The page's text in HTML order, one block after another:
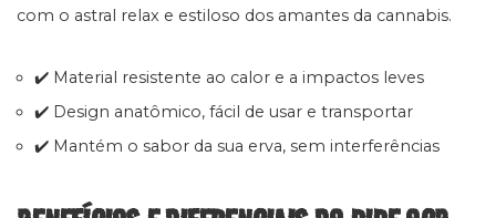
com o astral relax e estiloso dos amantes da cannabis.
✔️ Material resistente ao calor e a impactos leves
✔️ Design anatômico, fácil de usar e transportar
✔️ Mantém o sabor da sua erva, sem interferências